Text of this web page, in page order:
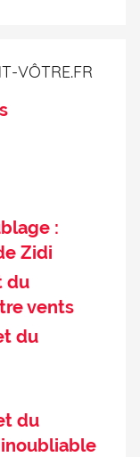
VÔTRE.FR
:
Zidi
du
vents
du
du